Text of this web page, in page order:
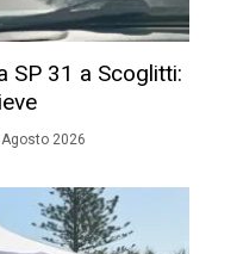
SP 31 a Scoglitti:
2026